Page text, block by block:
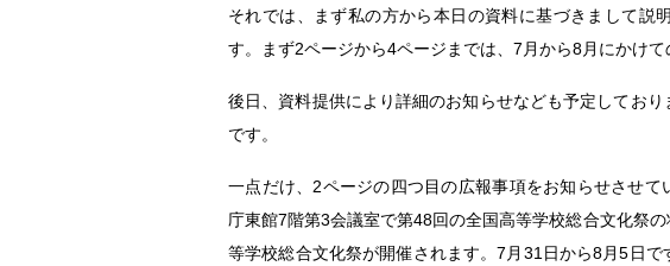
それでは、まず私の方から本日の資料に基づきまして説
す。まず2ページから4ページまでは、7月から8月にかけて
後日、資料提供により詳細のお知らせなども予定してお
です。
一点だけ、2ページの四つ目の広報事項をお知らせさせ
庁東館7階第3会議室で第48回の全国高等学校総合文化祭
等学校総合文化祭が開催されます。7月31日から8月5日